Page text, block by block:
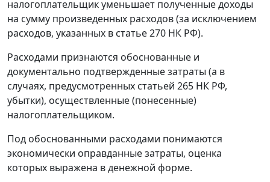
налогоплательщик уменьшает полученные доходы
на сумму произведенных расходов (за исключением
расходов, указанных в статье 270 НК РФ).
Расходами признаются обоснованные и
документально подтвержденные затраты (а в
случаях, предусмотренных статьей 265 НК РФ,
убытки), осуществленные (понесенные)
налогоплательщиком.
Под обоснованными расходами понимаются
экономически оправданные затраты, оценка
которых выражена в денежной форме.